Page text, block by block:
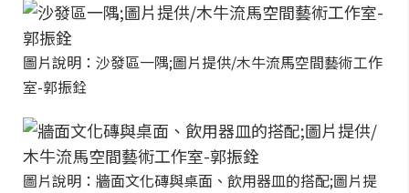
圖片說明：沙發區一隅;圖片提供/木牛流馬空間藝術工作
室-郭振銓
圖片說明：牆面文化磚與桌面、飲用器皿的搭配;圖片提